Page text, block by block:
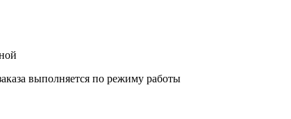
выполняется по режиму работы